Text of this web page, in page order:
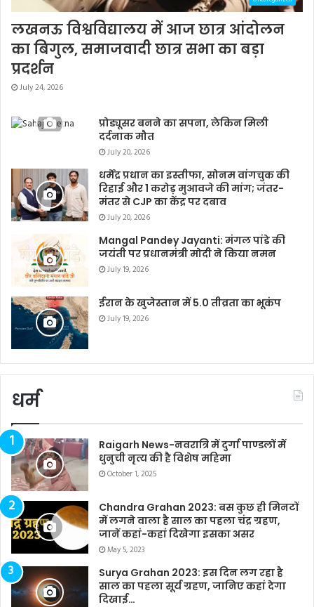
लखनऊ विश्वविद्यालय में आज छात्र आंदोलन
का बिगुल, समाजवादी छात्र सभा का बड़ा
प्रदर्शन
July 24, 2026
प्रोड्यूसर बनने का सपना, लेकिन मिली
दर्दनाक मौत
July 20, 2026
धर्मेंद्र प्रधान का इस्तीफा, सोनम वांगचुक की
रिहाई और 1 करोड़ मुआवजे की मांग; जंतर-
मंतर से CJP का केंद्र पर दबाव
July 20, 2026
Mangal Pandey Jayanti: मंगल पांडे की
जयंती पर प्रधानमंत्री मोदी ने किया नमन
July 19, 2026
ईरान के खुजेस्तान में 5.0 तीव्रता का भूकंप
July 19, 2026
धर्म
Raigarh News-नवरात्रि में दुर्गा पाण्डलों में
धुनुची नृत्य की है विशेष महिमा
October 1, 2025
Chandra Grahan 2023: बस कुछ ही मिनटों
में लगने वाला है साल का पहला चंद्र ग्रहण,
जानें कहां-कहां दिखेगा इसका असर
May 5, 2023
Surya Grahan 2023: इस दिन लग रहा है
साल का पहला सूर्य ग्रहण, जानिए कहां देगा
दिखाई…